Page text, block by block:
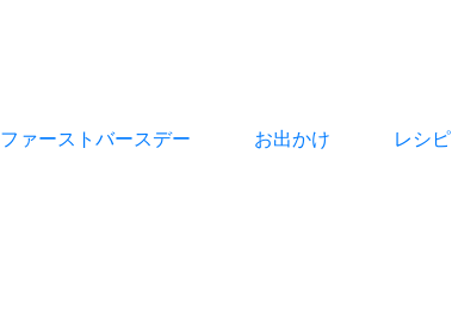
ファーストバースデー お出かけ レシピ